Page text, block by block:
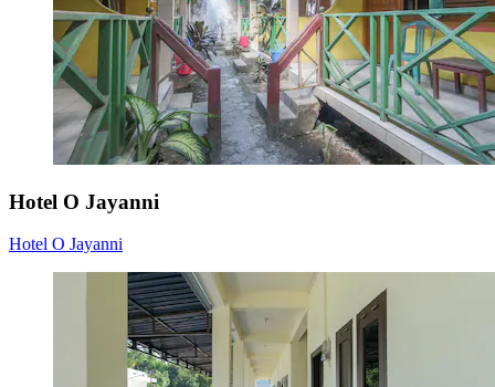
Hotel O Jayanni
Hotel O Jayanni